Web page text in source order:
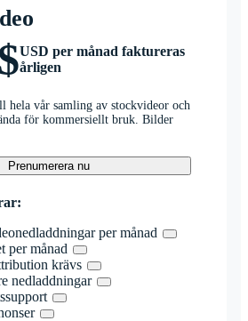
USD per månad faktureras
årligen
hela vår samling av stockvideor och
för kommersiellt bruk. Bilder
Prenumerera nu
per månad
per månad
krävs
nedladdningar